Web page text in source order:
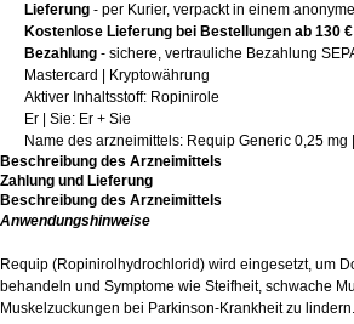
Lieferung - per Kurier, verpackt in einem
Kostenlose Lieferung bei Bestellungen ab 130 €
Bezahlung - sichere, vertrauliche Bezahlung
Mastercard | Kryptowährung
Aktiver Inhaltsstoff: Ropinirole
Er | Sie: Er + Sie
Name des arzneimittels: Requip Generic 0,25 mg
Beschreibung des Arzneimittels
Zahlung und Lieferung
Beschreibung des Arzneimittels
Anwendungshinweise
Requip (Ropinirolhydrochlorid) wird eingesetzt, um
behandeln und Symptome wie Steifheit, schwache
Muskelzuckungen bei Parkinson-Krankheit zu